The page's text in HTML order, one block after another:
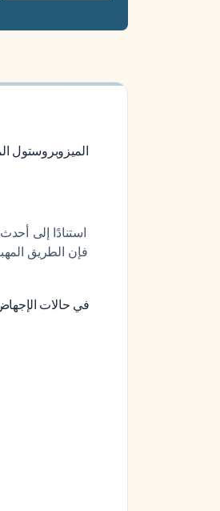
الميزوبروستول
فإن الطريق
في حالات الإجهاض